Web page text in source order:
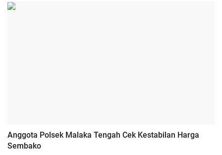
Anggota Polsek Malaka Tengah Cek Kestabilan Harga
Sembako